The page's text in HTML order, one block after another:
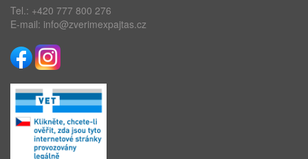
Tel.: +420 777 800 276
E-mail: info@zverimexpajtas.cz